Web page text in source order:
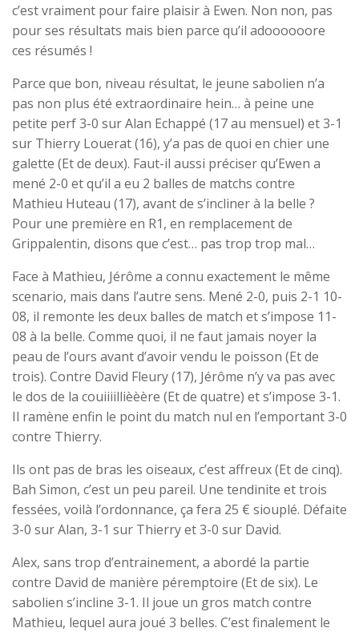
c’est vraiment pour faire plaisir à Ewen. Non non, pas
pour ses résultats mais bien parce qu’il adoooooore
ces résumés !
Parce que bon, niveau résultat, le jeune sabolien n’a
pas non plus été extraordinaire hein… à peine une
petite perf 3-0 sur Alan Echappé (17 au mensuel) et 3-1
sur Thierry Louerat (16), y’a pas de quoi en chier une
galette (Et de deux). Faut-il aussi préciser qu’Ewen a
mené 2-0 et qu’il a eu 2 balles de matchs contre
Mathieu Huteau (17), avant de s’incliner à la belle ?
Pour une première en R1, en remplacement de
Grippalentin, disons que c’est… pas trop trop mal…
Face à Mathieu, Jérôme a connu exactement le même
scenario, mais dans l’autre sens. Mené 2-0, puis 2-1 10-
08, il remonte les deux balles de match et s’impose 11-
08 à la belle. Comme quoi, il ne faut jamais noyer la
peau de l’ours avant d’avoir vendu le poisson (Et de
trois). Contre David Fleury (17), Jérôme n’y va pas avec
le dos de la couiiiillièèère (Et de quatre) et s’impose 3-1.
Il ramène enfin le point du match nul en l’emportant 3-0
contre Thierry.
Ils ont pas de bras les oiseaux, c’est affreux (Et de cinq).
Bah Simon, c’est un peu pareil. Une tendinite et trois
fessées, voilà l’ordonnance, ça fera 25 € siouplé. Défaite
3-0 sur Alan, 3-1 sur Thierry et 3-0 sur David.
Alex, sans trop d’entrainement, a abordé la partie
contre David de manière péremptoire (Et de six). Le
sabolien s’incline 3-1. Il joue un gros match contre
Mathieu, lequel aura joué 3 belles. C’est finalement le